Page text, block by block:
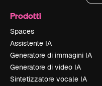
Prodotti
Spaces
Assistente IA
Generatore di immagini IA
Generatore di video IA
Sintetizzatore vocale IA